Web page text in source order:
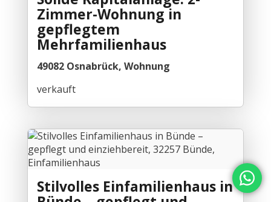
Zimmer-Wohnung in
gepflegtem
Mehrfamilienhaus
49082 Osnabrück, Wohnung
verkauft
Stilvolles Einfamilienhaus in